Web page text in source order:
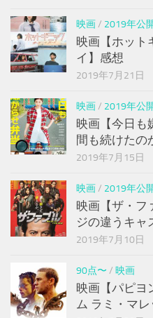
映画/ 2019年公
映画【ホット
イ】感想
2019年7月21日
映画/ 2019年公
映画【今日も
間も続けたの
2019年7月15日
映画/ 2019年公
映画【ザ・フ
ジの違うキャ
2019年7月10日
90点〜 / 映画
映画【パピヨ
ム ラミ・マ